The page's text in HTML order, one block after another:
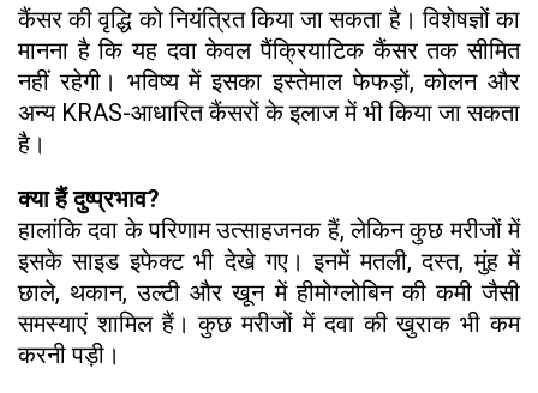
कैंसर की वृद्धि को नियंत्रित किया जा सकता है। विशेषज्ञों का
मानना है कि यह दवा केवल पैंक्रियाटिक कैंसर तक सीमित
नहीं रहेगी। भविष्य में इसका इस्तेमाल फेफड़ों, कोलन और
अन्य KRAS-आधारित कैंसरों के इलाज में भी किया जा सकता
है।
क्या हैं दुष्प्रभाव?
हालांकि दवा के परिणाम उत्साहजनक हैं, लेकिन कुछ मरीजों में
इसके साइड इफेक्ट भी देखे गए। इनमें मतली, दस्त, मुंह में
छाले, थकान, उल्टी और खून में हीमोग्लोबिन की कमी जैसी
समस्याएं शामिल हैं। कुछ मरीजों में दवा की खुराक भी कम
करनी पड़ी।